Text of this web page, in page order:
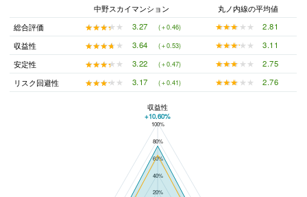
中野スカイマンション
丸ノ内線の平均値
総合評価
★★★★★
★★★★★ 3.27 (＋0.46) ★★★★★
★★★★★
2.81
収益性
★★★★★
★★★★★ 3.64 (＋0.53) ★★★★★
★★★★★
3.11
安定性
★★★★★
★★★★★ 3.22 (＋0.47) ★★★★★
★★★★★
2.75
リスク回避性
★★★★★
★★★★★ 3.17 (＋0.41) ★★★★★
★★★★★ 2.76
中野スカイマンションと丸ノ内線の平均値の総合評価の比較
100%
80%
60%
40%
20%
収益性
+10.60%